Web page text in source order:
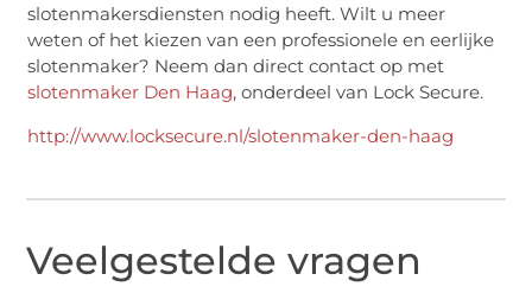
slotenmakersdiensten nodig heeft. Wilt u meer
weten of het kiezen van een professionele en eerlijke
slotenmaker? Neem dan direct contact op met
slotenmaker Den Haag, onderdeel van Lock Secure.
http://www.locksecure.nl/slotenmaker-den-haag
Veelgestelde vragen